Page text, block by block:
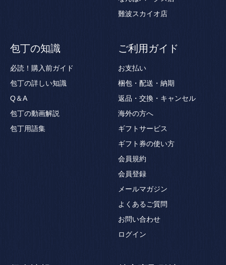
難波スカイオ店
包丁の知識
必読！購入前ガイド
包丁の詳しい知識
Q＆A
包丁の動画解説
包丁用語集
ご利用ガイド
お支払い
梱包・配送・納期
返品・交換・キャンセル
海外の方へ
ギフトサービス
ギフト券の使い方
会員規約
会員登録
メールマガジン
よくあるご質問
お問い合わせ
ログイン